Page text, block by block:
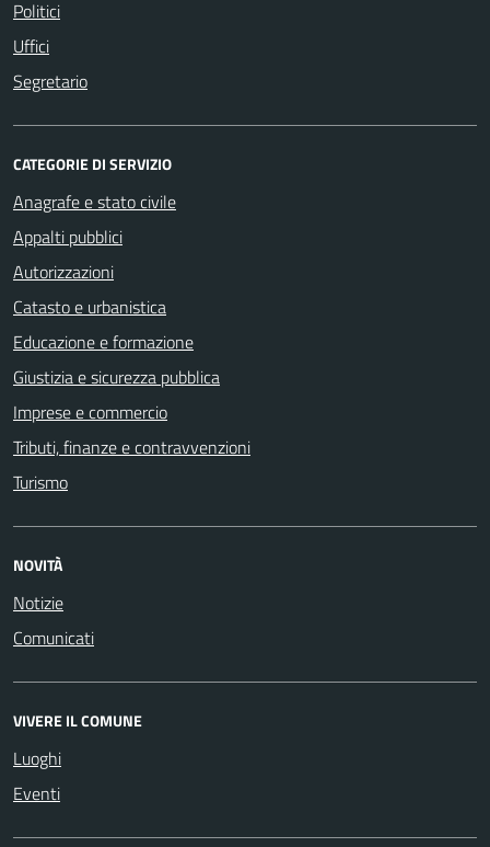
Politici
Uffici
Segretario
CATEGORIE DI SERVIZIO
Anagrafe e stato civile
Appalti pubblici
Autorizzazioni
Catasto e urbanistica
Educazione e formazione
Giustizia e sicurezza pubblica
Imprese e commercio
Tributi, finanze e contravvenzioni
Turismo
NOVITÀ
Notizie
Comunicati
VIVERE IL COMUNE
Luoghi
Eventi